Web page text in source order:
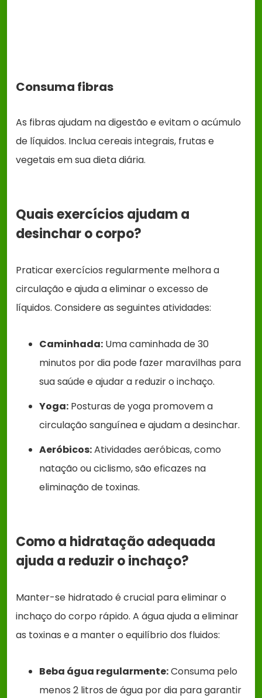
Consuma fibras
As fibras ajudam na digestão e evitam o acúmulo
de líquidos. Inclua cereais integrais, frutas e
vegetais em sua dieta diária.
Quais exercícios ajudam a
desinchar o corpo?
Praticar exercícios regularmente melhora a
circulação e ajuda a eliminar o excesso de
líquidos. Considere as seguintes atividades:
Caminhada: Uma caminhada de 30
minutos por dia pode fazer maravilhas para
sua saúde e ajudar a reduzir o inchaço.
Yoga: Posturas de yoga promovem a
circulação sanguínea e ajudam a desinchar.
Aeróbicos:Atividades aeróbicas, como
natação ou ciclismo, são eficazes na
eliminação de toxinas.
Como a hidratação adequada
ajuda a reduzir o inchaço?
Manter-se hidratado é crucial para eliminar o
inchaço do corpo rápido. A água ajuda a eliminar
as toxinas e a manter o equilíbrio dos fluidos:
Beba água regularmente:Consuma pelo
menos 2 litros de água por dia para garantir